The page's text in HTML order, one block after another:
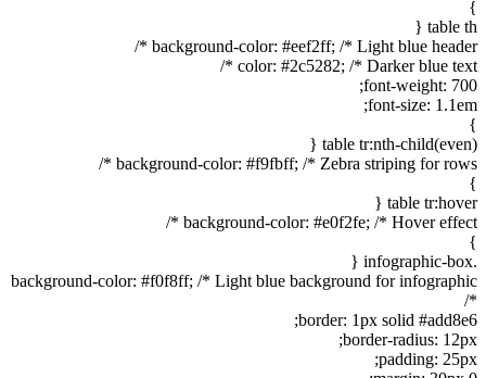
}
table th {
background-color: #eef2ff; /* Light blue header */
color: #2c5282; /* Darker blue text */
font-weight: 700;
font-size: 1.1em;
}
table tr:nth-child(even) {
background-color: #f9fbff; /* Zebra striping for rows */
}
table tr:hover {
background-color: #e0f2fe; /* Hover effect */
}
.infographic-box {
background-color: #f0f8ff; /* Light blue background for infographic
*/
border: 1px solid #add8e6;
border-radius: 12px;
padding: 25px;